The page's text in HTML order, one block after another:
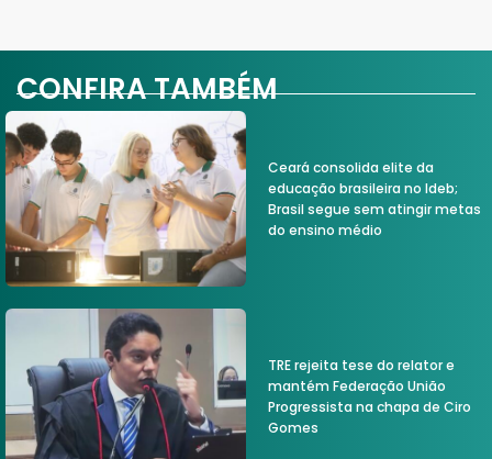
CONFIRA TAMBÉM
Ceará consolida elite da
educação brasileira no Ideb;
Brasil segue sem atingir metas
do ensino médio
TRE rejeita tese do relator e
mantém Federação União
Progressista na chapa de Ciro
Gomes